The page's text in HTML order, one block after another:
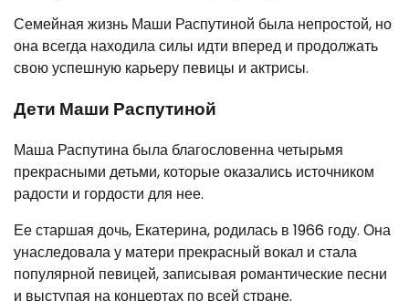
Семейная жизнь Маши Распутиной была непростой, но
она всегда находила силы идти вперед и продолжать
свою успешную карьеру певицы и актрисы.
Дети Маши Распутиной
Маша Распутина была благословенна четырьмя
прекрасными детьми, которые оказались источником
радости и гордости для нее.
Ее старшая дочь, Екатерина, родилась в 1966 году. Она
унаследовала у матери прекрасный вокал и стала
популярной певицей, записывая романтические песни
и выступая на концертах по всей стране.